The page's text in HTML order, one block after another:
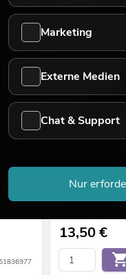
13,50€
Marketing
Externe Medien
Chat & Support
Nur